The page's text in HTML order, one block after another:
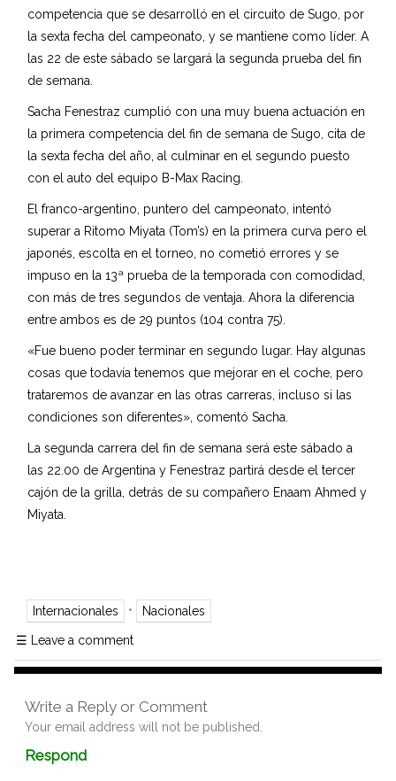
competencia que se desarrolló en el circuito de Sugo, por
la sexta fecha del campeonato, y se mantiene como líder. A
las 22 de este sábado se largará la segunda prueba del fin
de semana.
Sacha Fenestraz cumplió con una muy buena actuación en
la primera competencia del fin de semana de Sugo, cita de
la sexta fecha del año, al culminar en el segundo puesto
con el auto del equipo B-Max Racing.
El franco-argentino, puntero del campeonato, intentó
superar a Ritomo Miyata (Tom’s) en la primera curva pero el
japonés, escolta en el torneo, no cometió errores y se
impuso en la 13ª prueba de la temporada con comodidad,
con más de tres segundos de ventaja. Ahora la diferencia
entre ambos es de 29 puntos (104 contra 75).
«Fue bueno poder terminar en segundo lugar. Hay algunas
cosas que todavía tenemos que mejorar en el coche, pero
trataremos de avanzar en las otras carreras, incluso si las
condiciones son diferentes», comentó Sacha.
La segunda carrera del fin de semana será este sábado a
las 22.00 de Argentina y Fenestraz partirá desde el tercer
cajón de la grilla, detrás de su compañero Enaam Ahmed y
Miyata.
Internacionales • Nacionales
☰ Leave a comment
Write a Reply or Comment
Your email address will not be published.
RespondComment